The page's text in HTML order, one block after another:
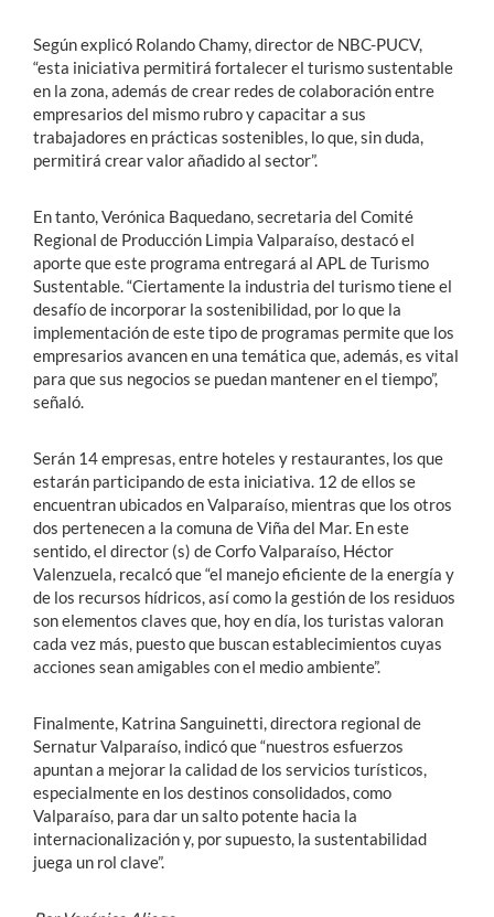
Según explicó Rolando Chamy, director de NBC-PUCV,
“esta iniciativa permitirá fortalecer el turismo sustentable
en la zona, además de crear redes de colaboración entre
empresarios del mismo rubro y capacitar a sus
trabajadores en prácticas sostenibles, lo que, sin duda,
permitirá crear valor añadido al sector”.
En tanto, Verónica Baquedano, secretaria del Comité
Regional de Producción Limpia Valparaíso, destacó el
aporte que este programa entregará al APL de Turismo
Sustentable. “Ciertamente la industria del turismo tiene el
desafío de incorporar la sostenibilidad, por lo que la
implementación de este tipo de programas permite que los
empresarios avancen en una temática que, además, es vital
para que sus negocios se puedan mantener en el tiempo”,
señaló.
Serán 14 empresas, entre hoteles y restaurantes, los que
estarán participando de esta iniciativa. 12 de ellos se
encuentran ubicados en Valparaíso, mientras que los otros
dos pertenecen a la comuna de Viña del Mar. En este
sentido, el director (s) de Corfo Valparaíso, Héctor
Valenzuela, recalcó que “el manejo eficiente de la energía y
de los recursos hídricos, así como la gestión de los residuos
son elementos claves que, hoy en día, los turistas valoran
cada vez más, puesto que buscan establecimientos cuyas
acciones sean amigables con el medio ambiente”.
Finalmente, Katrina Sanguinetti, directora regional de
Sernatur Valparaíso, indicó que “nuestros esfuerzos
apuntan a mejorar la calidad de los servicios turísticos,
especialmente en los destinos consolidados, como
Valparaíso, para dar un salto potente hacia la
internacionalización y, por supuesto, la sustentabilidad
juega un rol clave”.